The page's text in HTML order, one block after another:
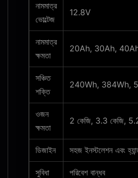
নামমাত্র
ভোল্টেজ
12.8V
নামমাত্র
ক্ষমতা
20Ah, 30Ah,
সঞ্চিত
শক্তি
240Wh, 384Wh,
ওজন
ক্ষমতা
2 কেজি, 3.3 কেজি,
ডিজাইন সহজ ইনস্টলেশন এবং
সুবিধা পরিবেশ বান্ধব